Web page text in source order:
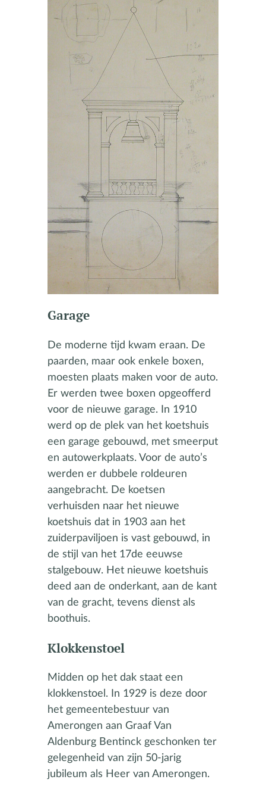
Garage
De moderne tijd kwam eraan. De
paarden, maar ook enkele boxen,
moesten plaats maken voor de auto.
Er werden twee boxen opgeofferd
voor de nieuwe garage. In 1910
werd op de plek van het koetshuis
een garage gebouwd, met smeerput
en autowerkplaats. Voor de auto’s
werden er dubbele roldeuren
aangebracht. De koetsen
verhuisden naar het nieuwe
koetshuis dat in 1903 aan het
zuiderpaviljoen is vast gebouwd, in
de stijl van het 17de eeuwse
stalgebouw. Het nieuwe koetshuis
deed aan de onderkant, aan de kant
van de gracht, tevens dienst als
boothuis.
Klokkenstoel
Midden op het dak staat een
klokkenstoel. In 1929 is deze door
het gemeentebestuur van
Amerongen aan Graaf Van
Aldenburg Bentinck geschonken ter
gelegenheid van zijn 50-jarig
jubileum als Heer van Amerongen.